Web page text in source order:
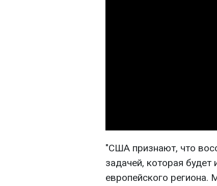
"США признают, что
задачей, которая
европейского региона.